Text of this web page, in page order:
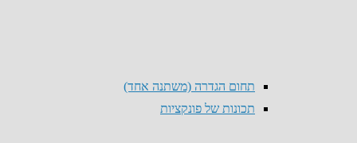
תחום הגדרה (משתנה אחד)
תכונות של פונקציות